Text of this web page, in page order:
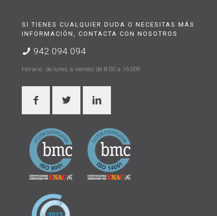
SI TIENES CUALQUIER DUDA O NECESITAS MÁS
INFORMACIÓN, CONTACTA CON NOSOTROS
942 094 094
Horario: de lunes a viernes de 8:00 a 16:00h